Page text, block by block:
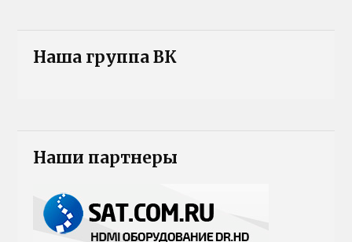
Наша группа ВК
Наши партнеры